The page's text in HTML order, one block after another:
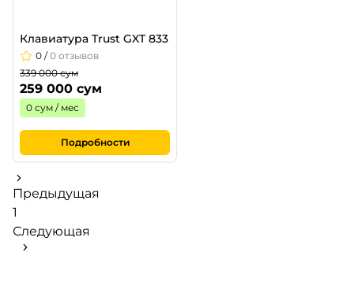
Клавиатура Trust GXT 833
0 /0 отзывов
339 000 сум
259 000 сум
0 сум / мес
Подробности
Предыдущая
1
Следующая